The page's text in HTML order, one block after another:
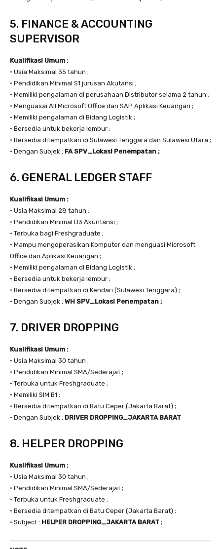
5. FINANCE & ACCOUNTING
SUPERVISOR
Kualifikasi Umum :
• Usia Maksimal 35 tahun ;
• Pendidikan Minimal S1 jurusan Akutansi ;
• Memiliki pengalaman di perusahaan Distributor selama 2 tahun ;
• Menguasai All Microsoft Office dan SAP Aplikasi Keuangan ;
• Memiliki pengalaman di Bidang Logistik ;
• Bersedia untuk bekerja lembur ;
• Bersedia ditempatkan di Sulawesi Tenggara dan Sulawesi Utara ;
• Dengan Subjek : FA SPV_Lokasi Penempatan ;
6. GENERAL LEDGER STAFF
Kualifikasi Umum :
• Usia Maksimal 28 tahun ;
• Pendidikan Minimal D3 Akuntansi ;
• Terbuka bagi Freshgraduate ;
• Mampu mengoperasikan Komputer dan menguasi Microsoft
Office dan Aplikasi Keuangan ;
• Memiliki pengalaman di Bidang Logistik ;
• Bersedia untuk bekerja lembur ;
• Bersedia ditempatkan di Kendari (Sulawesi Tenggara) ;
• Dengan Subjek : WH SPV_Lokasi Penempatan ;
7. DRIVER DROPPING
Kualifikasi Umum :
• Usia Maksimal 30 tahun ;
• Pendidikan Minimal SMA/Sederajat ;
• Terbuka untuk Freshgraduate ;
• Memiliki SIM B1 ;
• Bersedia ditempatkan di Batu Ceper (Jakarta Barat) ;
• Dengan Subjek : DRIVER DROPPING_JAKARTA BARAT
8. HELPER DROPPING
Kualifikasi Umum :
• Usia Maksimal 30 tahun ;
• Pendidikan Minimal SMA/Sederajat ;
• Terbuka untuk Freshgraduate ;
• Bersedia ditempatkan di Batu Ceper (Jakarta Barat) ;
• Subject : HELPER DROPPING_JAKARTA BARAT ;